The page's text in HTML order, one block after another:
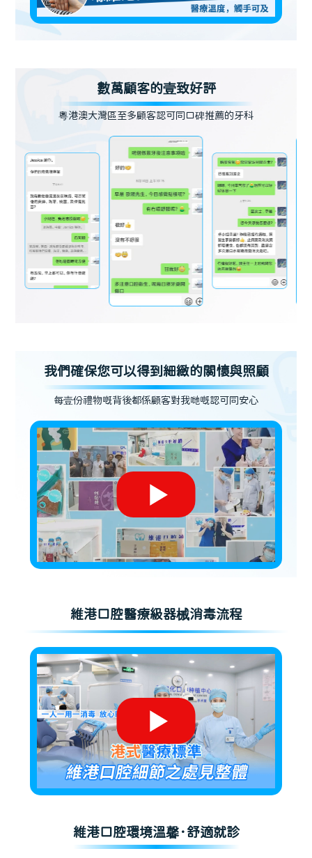
數萬顧客的壹致好評
粵港澳大灣區至多顧客認可同口碑推薦的牙科
我們確保您可以得到細緻的關懷與照顧
每壹份禮物嘅背後都係顧客對我哋嘅認可同安心
維港口腔醫療級器械消毒流程
維港口腔環境溫馨·舒適就診